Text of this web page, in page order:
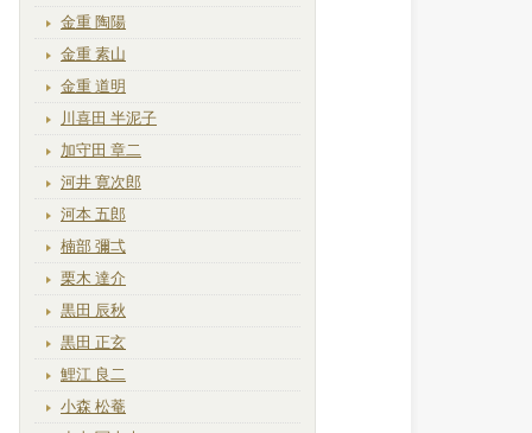
金重 陶陽
金重 素山
金重 道明
川喜田 半泥子
加守田 章二
河井 寛次郎
河本 五郎
楠部 彌弌
栗木 達介
黒田 辰秋
黒田 正玄
鯉江 良二
小森 松菴